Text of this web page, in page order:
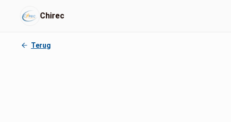
Chirec
Terug